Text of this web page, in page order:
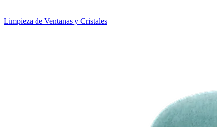
Limpieza de Ventanas y Cristales